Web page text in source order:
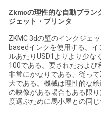
絡
し
な
さ
い
Zkmcの理性的な自動ブラン
ジェット・プリンタ
ZKMC 3dの壁のインクジェ
basedインクを使用する。
ルあたりUSD1よりより少な
100である。要されたおよ
非常にかなりである、従っ
大である。機械は理性的な
の映像がある場合もある限
度選ぶために馬小屋との同じ